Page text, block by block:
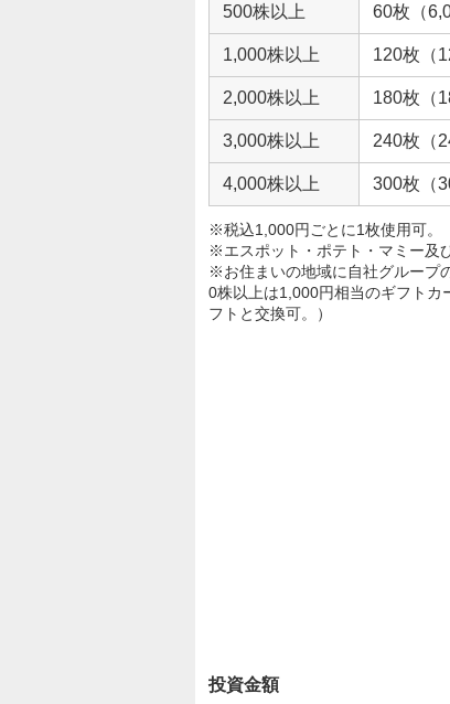
500株以上 60枚（
1,000株以上 120枚（
2,000株以上 180枚（
3,000株以上 240枚（
4,000株以上 300枚（
※税込1,000円ごとに1枚使用可。
※エスポット・ポテト・マミー及
※お住まいの地域に自社グループ
0株以上は1,000円相当のギフトカ
フトと交換可。）
投資金額